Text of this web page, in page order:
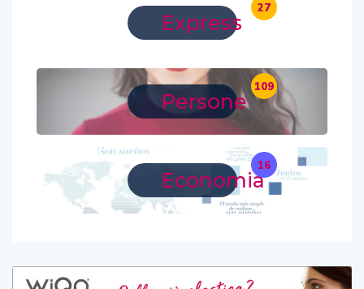
Express
27
Persone
109
Economia
16